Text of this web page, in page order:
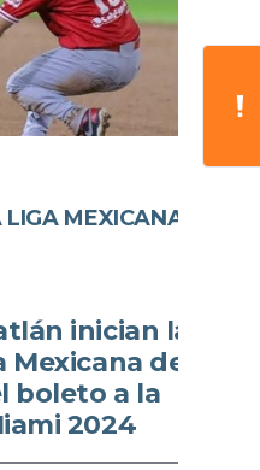
MEXICANA
inician la
del
boleto a la
2024